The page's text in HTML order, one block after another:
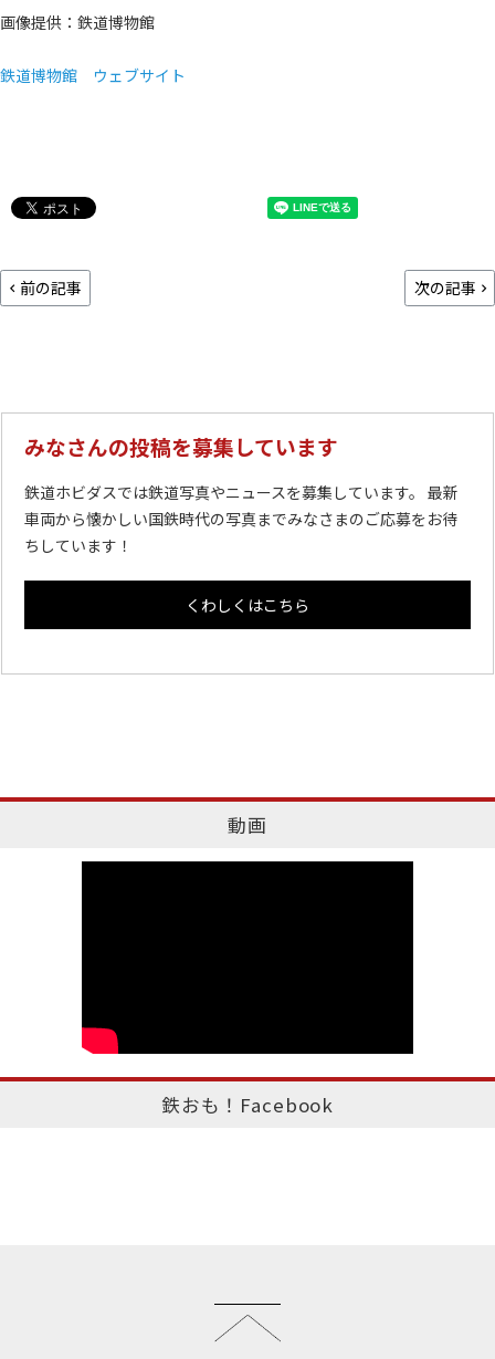
画像提供：鉄道博物館
鉄道博物館 ウェブサイト
前の記事 次の記事
みなさんの投稿を募集しています
鉄道ホビダスでは鉄道写真やニュースを募集しています。 最新
車両から懐かしい国鉄時代の写真までみなさまのご応募をお待
ちしています！
くわしくはこちら
動画
鉄おも！Facebook